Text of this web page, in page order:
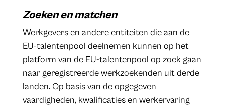
Zoeken en matchen
Werkgevers en andere entiteiten die aan de
EU-talentenpool deelnemen kunnen op het
platform van de EU-talentenpool op zoek gaan
naar geregistreerde werkzoekenden uit derde
landen. Op basis van de opgegeven
vaardigheden, kwalificaties en werkervaring